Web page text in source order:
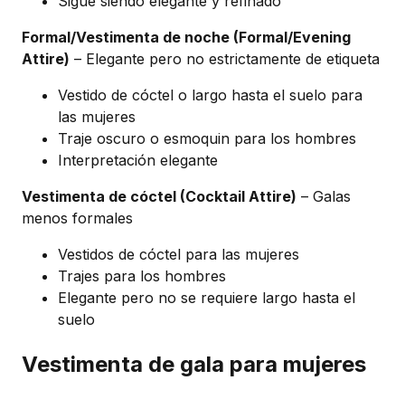
Formal/Vestimenta de noche (Formal/Evening
Attire) – Elegante pero no estrictamente de etiqueta
Vestido de cóctel o largo hasta el suelo para
las mujeres
Traje oscuro o esmoquin para los hombres
Interpretación elegante
Vestimenta de cóctel (Cocktail Attire) – Galas
menos formales
Vestidos de cóctel para las mujeres
Trajes para los hombres
Elegante pero no se requiere largo hasta el
suelo
Vestimenta de gala para mujeres